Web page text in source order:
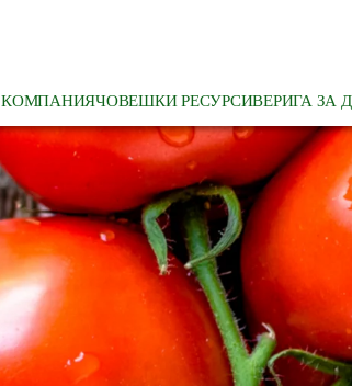
КОМПАНИЯЧОВЕШКИ РЕСУРСИВЕРИГА ЗА